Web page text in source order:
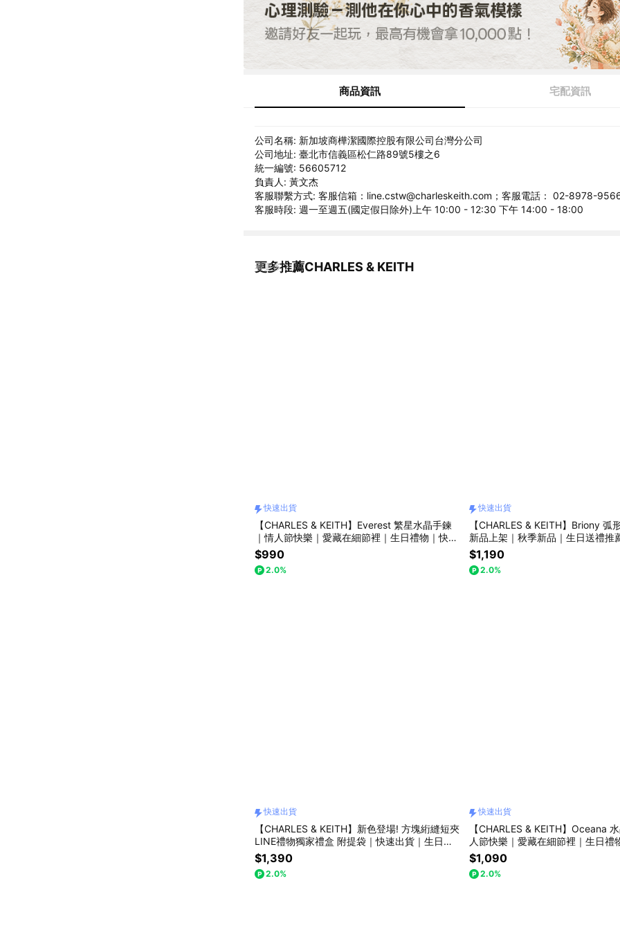
商品資訊 宅配資訊
公司名稱: 新加坡商樺潔國際控股有限公司台灣分公司
公司地址: 臺北市信義區松仁路89號5樓之6
統一編號: 56605712
負責人: 黃文杰
客服聯繫方式: 客服信箱：line.cstw@charleskeith.com；客服電話： 02-8978-
客服時段: 週一至週五(國定假日除外)上午 10:00 - 12:30 下午 14:00 - 18:00
更多推薦CHARLES & KEITH
看更多
快速出貨
【CHARLES & KEITH】Everest 繁星水晶手鍊
｜情人節快樂｜愛藏在細節裡｜生日禮物｜快速
出貨｜小CK｜官方直營
$990
2.0%
快速出貨
【CHARLES & KEITH】Briony 弧
新品上架｜秋季新品｜生日送禮推
｜小CK｜官方直營
$1,190
2.0%
快速出貨
【CHARLES & KEITH】新色登場! 方塊絎縫短夾
LINE禮物獨家禮盒 附提袋｜快速出貨｜生日禮
物｜情人節禮物｜小CK｜官方直營
$1,390
2.0%
快速出貨
【CHARLES & KEITH】Oceana
人節快樂｜愛藏在細節裡｜生日禮
｜小CK｜官方直營
$1,090
2.0%